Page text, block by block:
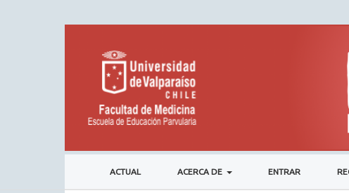
ACTUAL ACERCA DE ENTRAR